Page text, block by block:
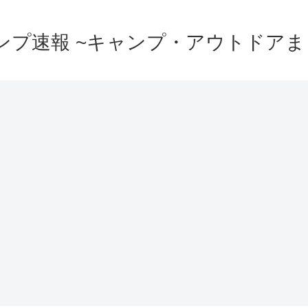
プ速報 ~キャンプ・アウトドア